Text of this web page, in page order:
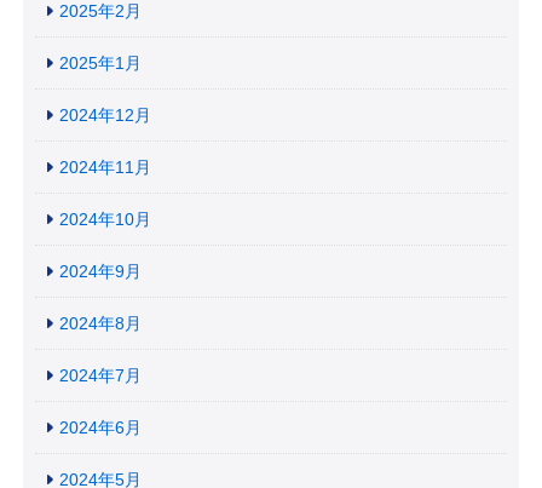
2025年2月
2025年1月
2024年12月
2024年11月
2024年10月
2024年9月
2024年8月
2024年7月
2024年6月
2024年5月